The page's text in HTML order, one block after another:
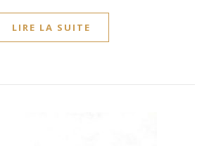
LIRE LA SUITE